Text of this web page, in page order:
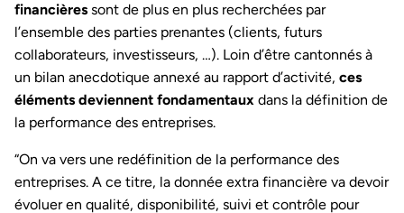
financières sont de plus en plus recherchées par
l’ensemble des parties prenantes (clients, futurs
collaborateurs, investisseurs, …). Loin d’être cantonnés à
un bilan anecdotique annexé au rapport d’activité, ces
éléments deviennent fondamentaux dans la définition de
la performance des entreprises.
“On va vers une redéfinition de la performance des
entreprises. A ce titre, la donnée extra financière va devoir
évoluer en qualité, disponibilité, suivi et contrôle pour